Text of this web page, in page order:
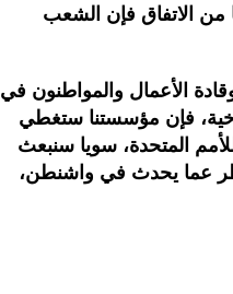
من الاتفاق فإن الشعب
الأعمال والمواطنون في
فإن مؤسستنا ستغطي
المتحدة، سويا سنبعث
عما يحدث في واشنطن،